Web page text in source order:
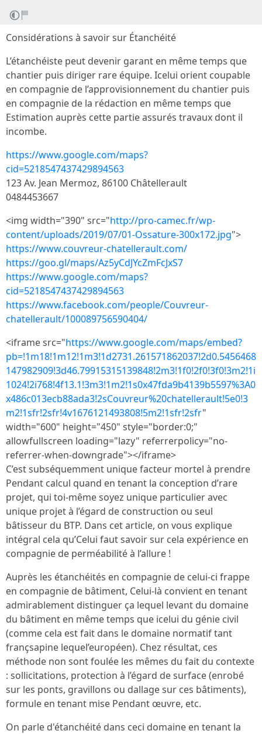
Considérations à savoir sur Étanchéité
L’étanchéiste peut devenir garant en même temps que
chantier puis diriger rare équipe. Icelui orient coupable
en compagnie de l’approvisionnement du chantier puis
en compagnie de la rédaction en même temps que
Estimation auprès cette partie assurés travaux dont il
incombe.
https://www.google.com/maps?
cid=5218547437429894563
123 Av. Jean Mermoz, 86100 Châtellerault
0484453667
<img width="390" src="http://pro-camec.fr/wp-
content/uploads/2019/07/01-Ossature-300x172.jpg">
https://www.couvreur-chatellerault.com/
https://goo.gl/maps/Az5yCdJYcZmFcJxS7
https://www.google.com/maps?
cid=5218547437429894563
https://www.facebook.com/people/Couvreur-
chatellerault/100089756590404/
<iframe src="https://www.google.com/maps/embed?
pb=!1m18!1m12!1m3!1d2731.261571862037!2d0.5456468
147982909!3d46.79915315139848!2m3!1f0!2f0!3f0!3m2!1i
1024!2i768!4f13.1!3m3!1m2!1s0x47fda9b4139b5597%3A0
x486c013ecb88ada3!2sCouvreur%20chatellerault!5e0!3
m2!1sfr!2sfr!4v1676121493808!5m2!1sfr!2sfr"
width="600" height="450" style="border:0;"
allowfullscreen loading="lazy" referrerpolicy="no-
referrer-when-downgrade"></iframe>
C’est subséquemment unique facteur mortel à prendre
Pendant calcul quand en tenant la conception d’rare
projet, qui toi-même soyez unique particulier avec
unique projet à l’égard de construction ou seul
bâtisseur du BTP. Dans cet article, on vous explique
intégral cela qu’Celui faut savoir sur cela expérience en
compagnie de perméabilité à l’allure !
Auprès les étanchéités en compagnie de celui-ci frappe
en compagnie de bâtiment, Celui-là convient en tenant
admirablement distinguer ça lequel levant du domaine
du bâtiment en même temps que icelui du génie civil
(comme cela est fait dans le domaine normatif tant
françsapine lequel’européen). Chez résultat, ces
méthode non sont foulée les mêmes du fait du contexte
: sollicitations, protection à l’égard de surface (enrobé
sur les ponts, gravillons ou dallage sur ces bâtiments),
formule en tenant mise Pendant œuvre, etc.
On parle d'étanchéité dans ceci domaine en tenant la